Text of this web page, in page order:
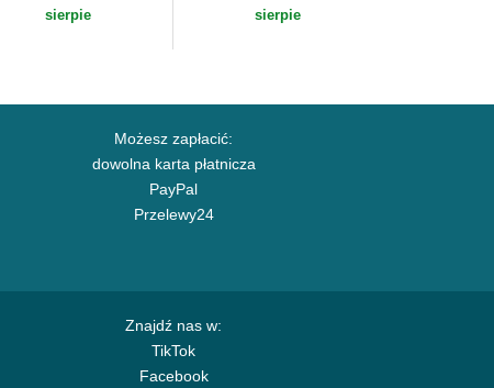
New York
sierpie
Essential New York
sierpie
Możesz zapłacić:
dowolna karta płatnicza
PayPal
Przelewy24
Znajdź nas w:
TikTok
Facebook